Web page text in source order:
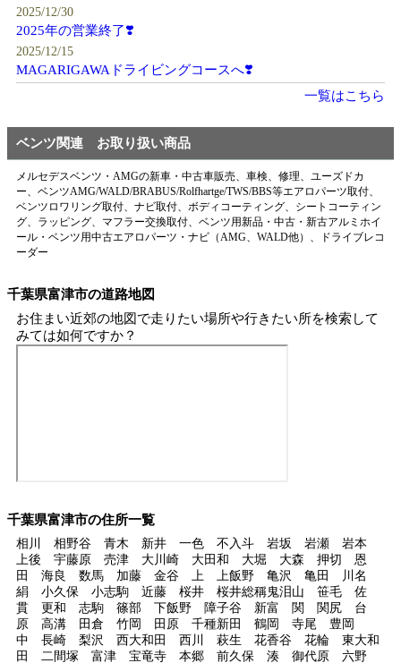
2025/12/30
2025年の営業終了❣️
2025/12/15
MAGARIGAWAドライビングコースへ❣️
一覧はこちら
ベンツ関連 お取り扱い商品
メルセデスベンツ・AMGの新車・中古車販売、車検、修理、ユーズドカ
ー、ベンツAMG/WALD/BRABUS/Rolfhartge/TWS/BBS等エアロパーツ取付、
ベンツロワリング取付、ナビ取付、ボディコーティング、シートコーティン
グ、ラッピング、マフラー交換取付、ベンツ用新品・中古・新古アルミホイ
ール・ベンツ用中古エアロパーツ・ナビ（AMG、WALD他）、ドライブレコ
ーダー
千葉県富津市の道路地図
お住まい近郊の地図で走りたい場所や行きたい所を検索して
みては如何ですか？
千葉県富津市の住所一覧
相川 相野谷 青木 新井 一色 不入斗 岩坂 岩瀬 岩本
上後 宇藤原 売津 大川崎 大田和 大堀 大森 押切 恩
田 海良 数馬 加藤 金谷 上 上飯野 亀沢 亀田 川名
絹 小久保 小志駒 近藤 桜井 桜井総稱鬼泪山 笹毛 佐
貫 更和 志駒 篠部 下飯野 障子谷 新富 関 関尻 台
原 高溝 田倉 竹岡 田原 千種新田 鶴岡 寺尾 豊岡
中 長崎 梨沢 西大和田 西川 萩生 花香谷 花輪 東大和
田 二間塚 富津 宝竜寺 本郷 前久保 湊 御代原 六野